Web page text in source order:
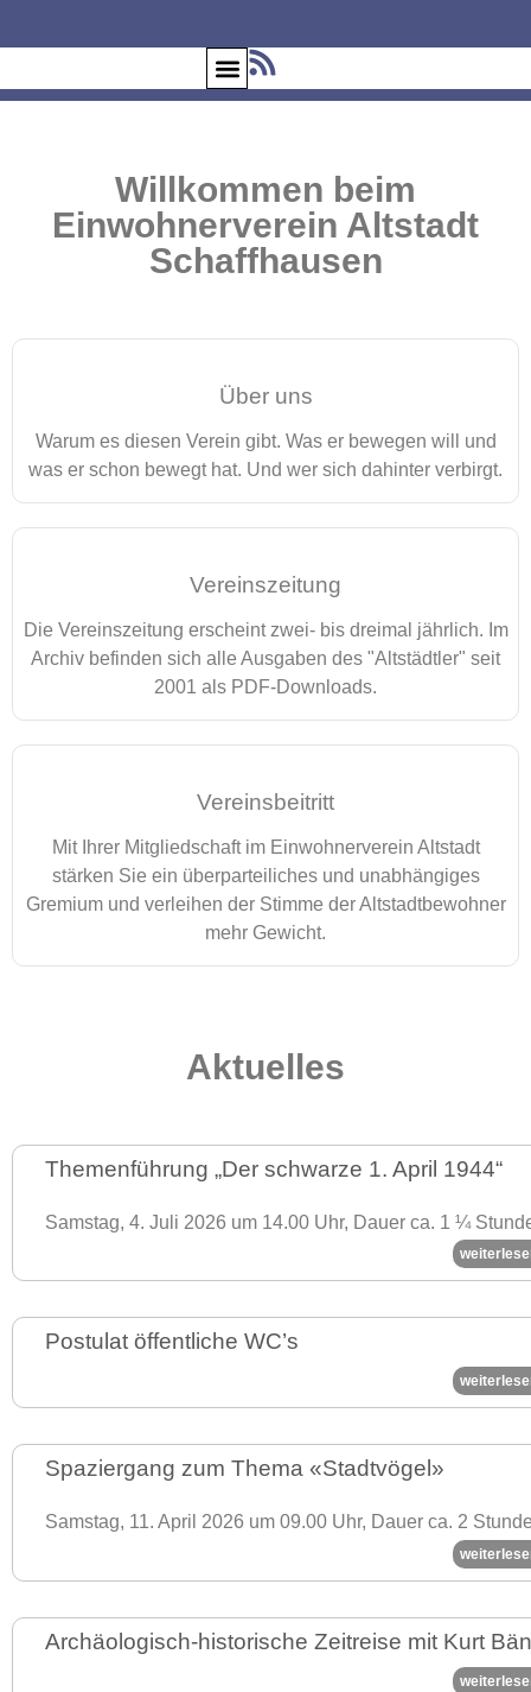
Willkommen beim
Einwohnerverein Altstadt
Schaffhausen
Über uns
Warum es diesen Verein gibt. Was er bewegen will und
was er schon bewegt hat. Und wer sich dahinter verbirgt.
Vereinszeitung
Die Vereinszeitung erscheint zwei- bis dreimal jährlich. Im
Archiv befinden sich alle Ausgaben des "Altstädtler" seit
2001 als PDF-Downloads.
Vereinsbeitritt
Mit Ihrer Mitgliedschaft im Einwohnerverein Altstadt
stärken Sie ein überparteiliches und unabhängiges
Gremium und verleihen der Stimme der Altstadtbewohner
mehr Gewicht.
Aktuelles
Themenführung „Der schwarze 1. April 1944“
Samstag, 4. Juli 2026 um 14.00 Uhr, Dauer ca. 1 ¼
Postulat öffentliche WC’s
Spaziergang zum Thema «Stadtvögel»
Samstag, 11. April 2026 um 09.00 Uhr, Dauer ca. 2
Archäologisch-historische Zeitreise mit Kurt